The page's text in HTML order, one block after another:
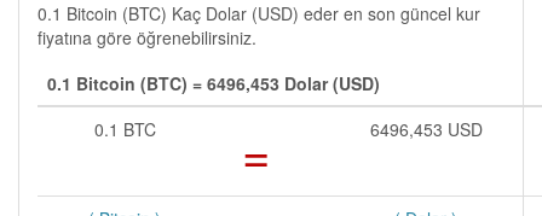
0.1 Bitcoin (BTC) Kaç Dolar (USD) eder en son güncel kur
fiyatına göre öğrenebilirsiniz.
0.1 Bitcoin (BTC) = 6496,453 Dolar (USD)
0.1 BTC
= 6496,453 USD